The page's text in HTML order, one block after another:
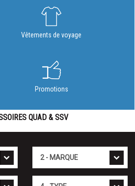
Vêtements de voyage
Promotions
QUAD & SSV